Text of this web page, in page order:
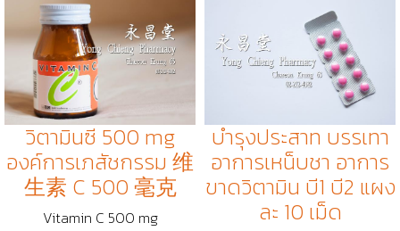
วิตามินซี 500 mg
องค์การเภสัชกรรม 维
生素 C 500 毫克
Vitamin C 500 mg
บำรุงประสาท บรรเทา
อาการเหน็บชา อาการ
ขาดวิตามิน บี1 บี2 แผง
ละ 10 เม็ด